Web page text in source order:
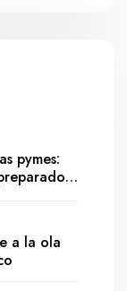
pymes:
a la ola